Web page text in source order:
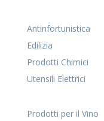
Antinfortunistica
Edilizia
Prodotti Chimici
Utensili Elettrici
Prodotti per il Vino